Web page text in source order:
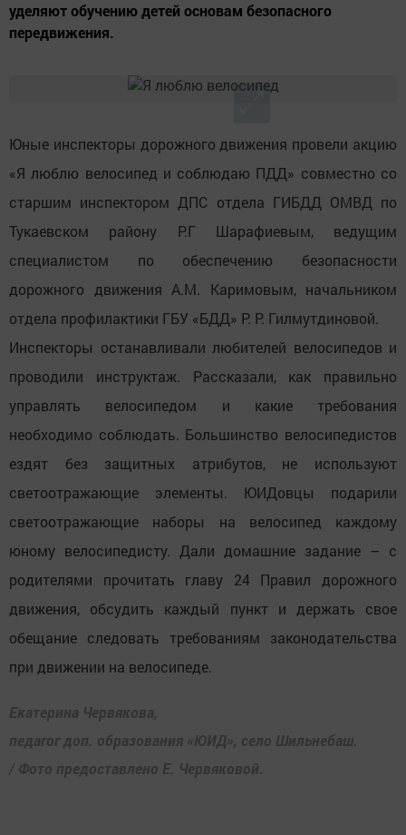
уделяют обучению детей основам безопасного
передвижения.
Юные инспекторы дорожного движения провели акцию
«Я люблю велосипед и соблюдаю ПДД» совместно со
старшим инспектором ДПС отдела ГИБДД ОМВД по
Тукаевском району Р.Г Шарафиевым, ведущим
специалистом по обеспечению безопасности
дорожного движения А.М. Каримовым, начальником
отдела профилактики ГБУ «БДД» Р. Р. Гилмутдиновой.
Инспекторы останавливали любителей велосипедов и
проводили инструктаж. Рассказали, как правильно
управлять велосипедом и какие требования
необходимо соблюдать. Большинство велосипедистов
ездят без защитных атрибутов, не используют
светоотражающие элементы. ЮИДовцы подарили
светоотражающие наборы на велосипед каждому
юному велосипедисту. Дали домашние задание – с
родителями прочитать главу 24 Правил дорожного
движения, обсудить каждый пункт и держать свое
обещание следовать требованиям законодательства
при движении на велосипеде.
Екатерина Червякова,
педагог доп. образования «ЮИД», село Шильнебаш.
/ Фото предоставлено Е. Червяковой.